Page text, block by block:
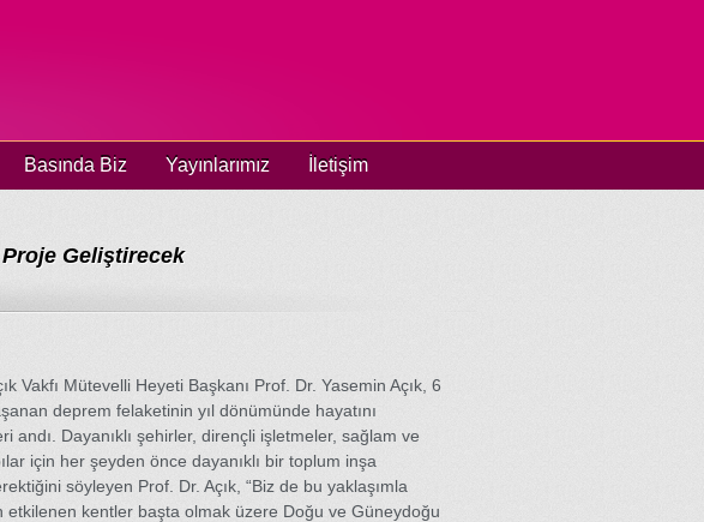
Basında Biz Yayınlarımız İletişim
Geliştirecek
Vakfı Mütevelli Heyeti Başkanı Prof. Dr. Yasemin Açık, 6
deprem felaketinin yıl dönümünde hayatını
andı. Dayanıklı şehirler, dirençli işletmeler, sağlam ve
için her şeyden önce dayanıklı bir toplum inşa
söyleyen Prof. Dr. Açık, “Biz de bu yaklaşımla
etkilenen kentler başta olmak üzere Doğu ve Güneydoğu